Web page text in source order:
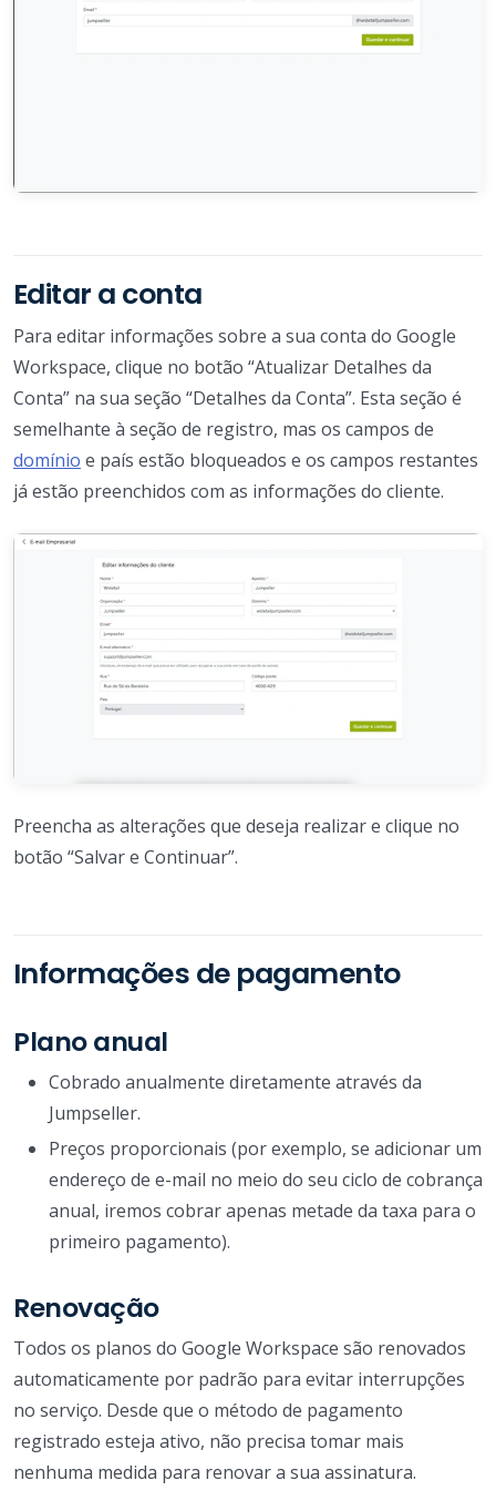
Editar a conta
Para editar informações sobre a sua conta do Google
Workspace, clique no botão “Atualizar Detalhes da
Conta” na sua seção “Detalhes da Conta”. Esta seção é
semelhante à seção de registro, mas os campos de
domínio e país estão bloqueados e os campos restantes
já estão preenchidos com as informações do cliente.
Preencha as alterações que deseja realizar e clique no
botão “Salvar e Continuar”.
Informações de pagamento
Plano anual
Cobrado anualmente diretamente através da
Jumpseller.
Preços proporcionais (por exemplo, se adicionar um
endereço de e-mail no meio do seu ciclo de cobrança
anual, iremos cobrar apenas metade da taxa para o
primeiro pagamento).
Renovação
Todos os planos do Google Workspace são renovados
automaticamente por padrão para evitar interrupções
no serviço. Desde que o método de pagamento
registrado esteja ativo, não precisa tomar mais
nenhuma medida para renovar a sua assinatura.